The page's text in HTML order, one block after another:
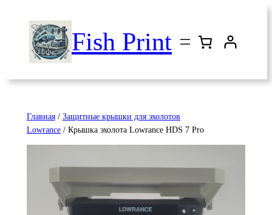
содержимому Fish Print
Главная/ Защитные крышки для эхолотов
Lowrance/ Крышка эхолота Lowrance HDS 7 Pro